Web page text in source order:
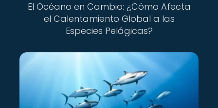
El Océano en Cambio: ¿Cómo Afecta
el Calentamiento Global a las
Especies Pelágicas?